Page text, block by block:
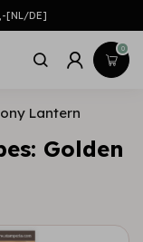
[NL/DE]
0
Lantern
Golden